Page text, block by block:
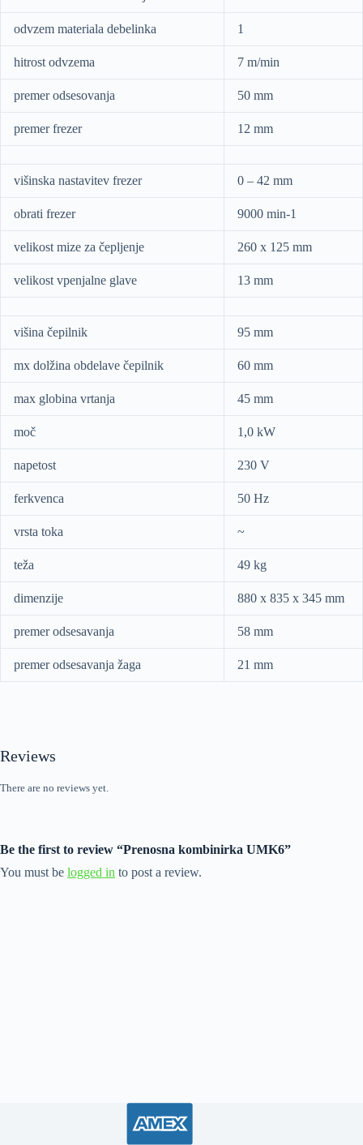
odvzem materiala debelinka 1
hitrost odvzema 7 m/min
premer odsesovanja 50 mm
premer frezer 12 mm
višinska nastavitev frezer 0 – 42 mm
obrati frezer 9000 min-1
velikost mize za čepljenje 260 x 125 mm
velikost vpenjalne glave 13 mm
višina čepilnik 95 mm
mx dolžina obdelave čepilnik 60 mm
max globina vrtanja 45 mm
moč 1,0 kW
napetost 230 V
ferkvenca 50 Hz
vrsta toka ~
teža 49 kg
dimenzije 880 x 835 x 345 mm
premer odsesavanja 58 mm
premer odsesavanja žaga 21 mm
Reviews
There are no reviews yet.
Be the first to review “Prenosna kombinirka UMK6”
You must be logged in to post a review.